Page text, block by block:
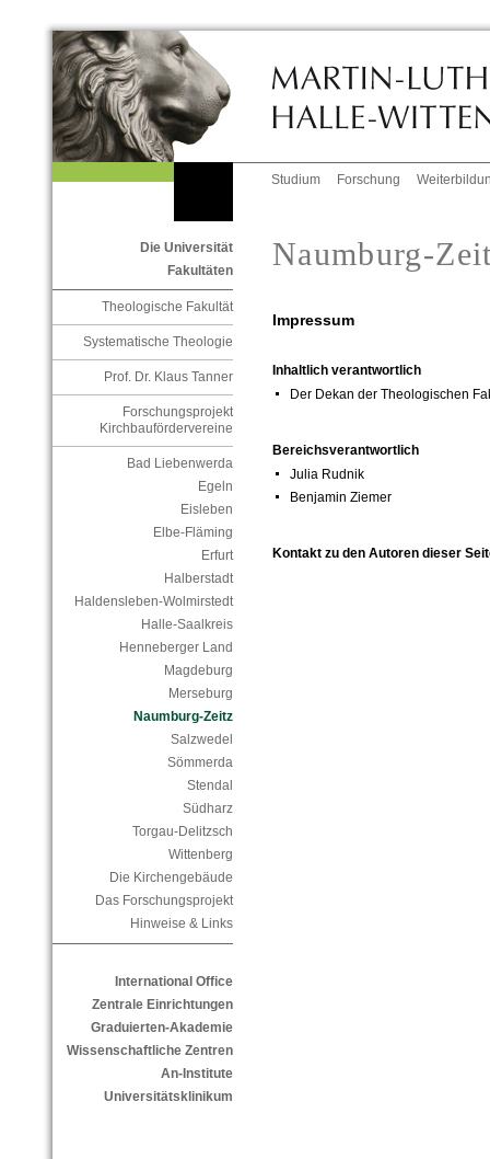
Studium Forschung
Die Universität
Fakultäten
Theologische Fakultät
Systematische Theologie
Prof. Dr. Klaus Tanner
Forschungsprojekt
Kirchbaufördervereine
Bad Liebenwerda
Egeln
Eisleben
Elbe-Fläming
Erfurt
Halberstadt
Haldensleben-Wolmirstedt
Halle-Saalkreis
Henneberger Land
Magdeburg
Merseburg
Naumburg-Zeitz
Salzwedel
Sömmerda
Stendal
Südharz
Torgau-Delitzsch
Wittenberg
Die Kirchengebäude
Das Forschungsprojekt
Hinweise & Links
International Office
Zentrale Einrichtungen
Graduierten-Akademie
Wissenschaftliche Zentren
An-Institute
Universitätsklinikum
Naumburg-
Impressum
Inhaltlich verantwortlich
Der Dekan der Theologischen
Bereichsverantwortlich
Julia Rudnik
Benjamin Ziemer
Kontakt zu den Autoren dieser